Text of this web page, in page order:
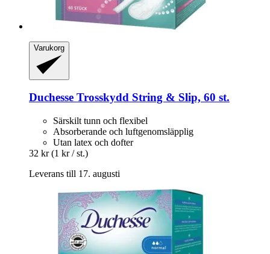
Varukorg
Duchesse Trosskydd String & Slip, 60 st.
Särskilt tunn och flexibel
Absorberande och luftgenomsläpplig
Utan latex och dofter
32 kr (1 kr / st.)
Leverans till 17. augusti